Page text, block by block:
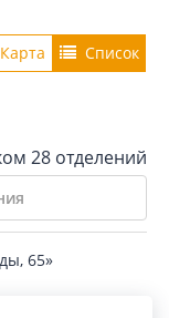
Карта Список
28 отделений
65»